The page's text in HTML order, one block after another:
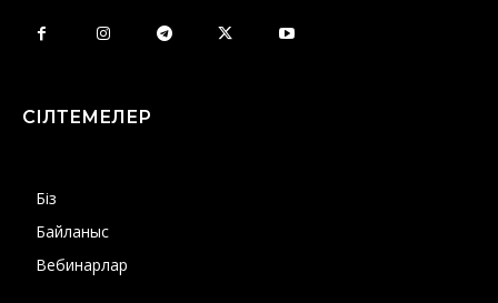
СІЛТЕМЕЛЕР
Біз
Байланыс
Вебинарлар